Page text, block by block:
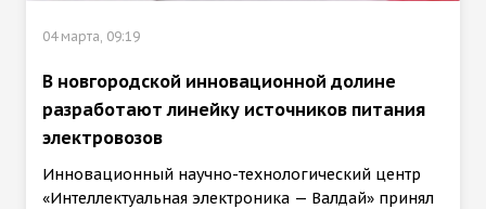
04 марта, 09:19
В новгородской инновационной долине
разработают линейку источников питания
электровозов
Инновационный научно-технологический центр
«Интеллектуальная электроника — Валдай» принял